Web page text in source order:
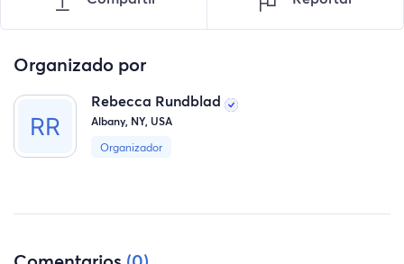
Organizado por
Rebecca Rundblad
Albany, NY, USA
Organizador